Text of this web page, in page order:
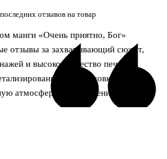
отзывов на товар
манги «Очень приятно, Бог»
отзывы за захватывающий сюжет,
и высокое качество печати.
прорисовку
атмосферу произведения.